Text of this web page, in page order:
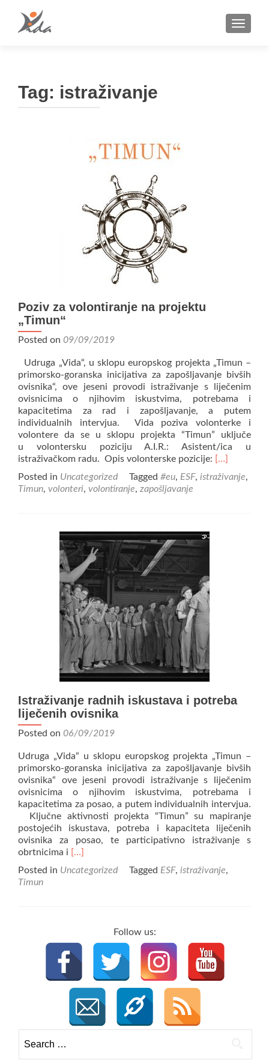
Tag: istraživanje
Poziv za volontiranje na projektu
„Timun“
Posted on 09/09/2019
Udruga „Vida“, u sklopu europskog projekta „Timun –
primorsko-goranska inicijativa za zapošljavanje bivših
ovisnika“, ove jeseni provodi istraživanje s liječenim
ovisnicima o njihovim iskustvima, potrebama i
kapacitetima za rad i zapošljavanje, a putem
individualnih intervjua. Vida poziva volonterke i
volontere da se u sklopu projekta “Timun” uključe
u volontersku poziciju A.I.R.: Asistent/ica u
istraživačkom radu. Opis volonterske pozicije: Read
about
[…]
Posted in Uncategorized Tagged #eu, ESF, istraživanje,
Timun, volonteri, volontiranje, zapošljavanje
Istraživanje radnih iskustava i potreba
liječenih ovisnika
Posted on 06/09/2019
Udruga „Vida“ u sklopu europskog projekta „Timun –
primorsko-goranska inicijativa za zapošljavanje bivših
ovisnika“ ove jeseni provodi istraživanje s liječenim
ovisnicima o njihovim iskustvima, potrebama i
kapacitetima za posao, a putem individualnih intervjua.
Ključne aktivnosti projekta “Timun” su mapiranje
postojećih iskustava, potreba i kapaciteta liječenih
ovisnika za posao, te participativno istraživanje s
obrtnicima i Read
about
liječenih
ovisnika
[…]
Posted in Uncategorized Tagged ESF, istraživanje,
Timun
Follow us:
for: